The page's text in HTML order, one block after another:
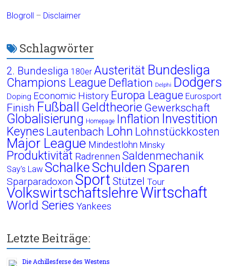
Blogroll – Disclaimer
Schlagwörter
2. Bundesliga 180er Austerität Bundesliga
Champions League Deflation Delphi Dodgers
Doping Economic History Europa League Eurosport
Finish Fußball Geldtheorie Gewerkschaft
Globalisierung Homepage Inflation Investition
Keynes Lautenbach Lohn Lohnstückkosten
Major League Mindestlohn Minsky
Produktivität Radrennen Saldenmechanik
Say's Law Schalke Schulden Sparen
Sparparadoxon Sport Stützel Tour
VolkswirtschaftslehreWirtschaft
World Series Yankees
Letzte Beiträge:
Die Achillesferse des Westens